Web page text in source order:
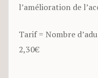
l’amélioration de
Tarif = Nombre
2,30€